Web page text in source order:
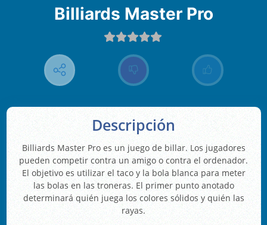
Billiards Master Pro
Descripción
Billiards Master Pro es un juego de billar. Los jugadores
pueden competir contra un amigo o contra el ordenador.
El objetivo es utilizar el taco y la bola blanca para meter
las bolas en las troneras. El primer punto anotado
determinará quién juega los colores sólidos y quién las
rayas.